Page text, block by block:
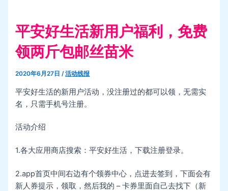
平安好生活新用户福利，免费
领两斤包邮丝苗米
2020年6月27日/活动线报
平安好生活的新用户活动，没注册过的都可以领，无需实
名，只需手机号注册。
活动介绍
1.各大应用商店搜索：平安好生活，下载注册登录。
2.app首页中间右边有个领券中心，点进去签到，下面会有
新人券提示，领取，然后我的 – 卡券里面自己去找下（新